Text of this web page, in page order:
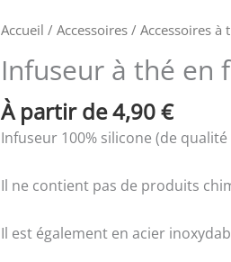
Accueil / Accessoires / Accessoires à
Infuseur à thé en
À partir de 4,90€
Infuseur 100% silicone (de
Il ne contient pas de produits
Il est également en acier
quantité
Infuseur
à
thé
en
de